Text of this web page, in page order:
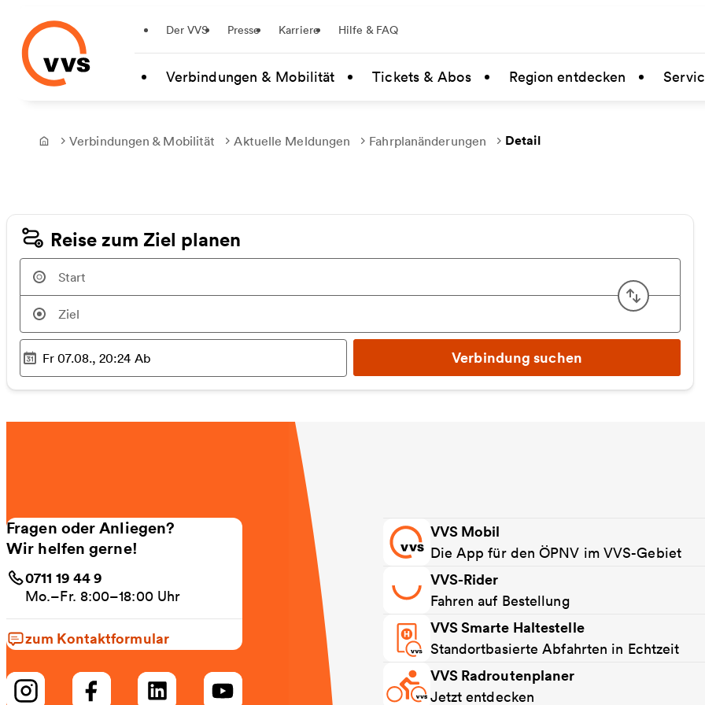
Zum Hauptinhalt springen
Der VVS Presse Karriere Hilfe & FAQ
Verbindungen & Mobilität Tickets & Abos Region entdecken
Frontpage
Verbindungen & Mobilität Aktuelle Meldungen Fahrplanänderungen Detail
Reise zum Ziel planen
Start
Ausgewählter Zeitpunkt
Fr 07.08., 20:24 Ab Verbindung suchen
Fragen oder Anliegen?
Wir helfen gerne!
0711 19 44 9
Mo.–Fr. 8:00–18:00 Uhr
zum Kontaktformular
VVS Mobil
Die App für den ÖPNV im VVS-Gebiet
VVS-Rider
Fahren auf Bestellung
VVS Smarte Haltestelle
Standortbasierte Abfahrten in Echtzeit
VVS Radroutenplaner
Jetzt entdecken